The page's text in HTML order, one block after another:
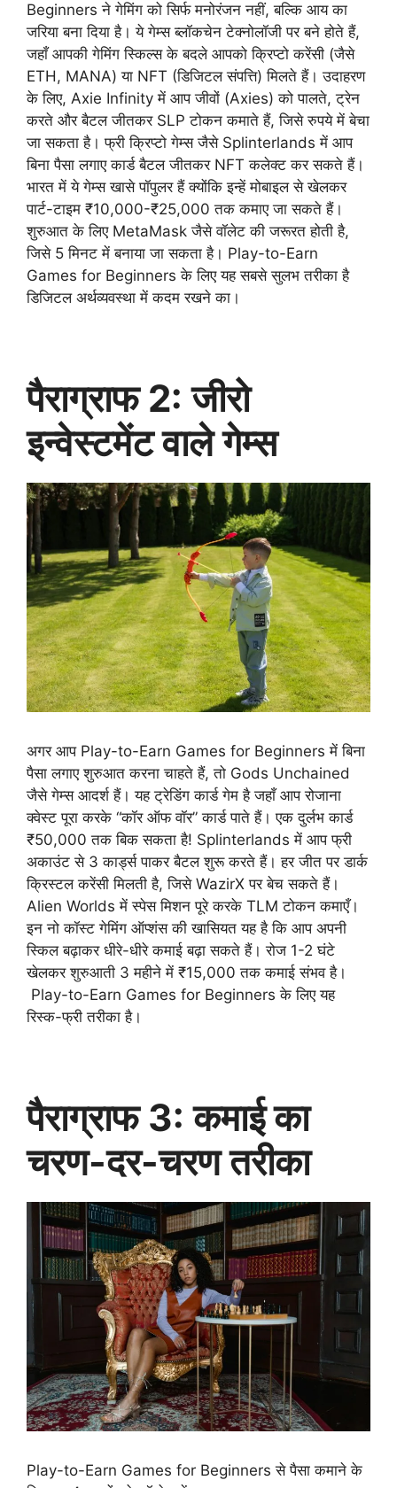
Beginners ने गेमिंग को सिर्फ मनोरंजन नहीं, बल्कि आय का
जरिया बना दिया है। ये गेम्स ब्लॉकचेन टेक्नोलॉजी पर बने होते हैं,
जहाँ आपकी गेमिंग स्किल्स के बदले आपको क्रिप्टो करेंसी (जैसे
ETH, MANA) या NFT (डिजिटल संपत्ति) मिलते हैं। उदाहरण
के लिए, Axie Infinity में आप जीवों (Axies) को पालते, ट्रेन
करते और बैटल जीतकर SLP टोकन कमाते हैं, जिसे रुपये में बेचा
जा सकता है। फ्री क्रिप्टो गेम्स जैसे Splinterlands में आप
बिना पैसा लगाए कार्ड बैटल जीतकर NFT कलेक्ट कर सकते हैं।
भारत में ये गेम्स खासे पॉपुलर हैं क्योंकि इन्हें मोबाइल से खेलकर
पार्ट-टाइम ₹10,000-₹25,000 तक कमाए जा सकते हैं।
शुरुआत के लिए MetaMask जैसे वॉलेट की जरूरत होती है,
जिसे 5 मिनट में बनाया जा सकता है। Play-to-Earn
Games for Beginners के लिए यह सबसे सुलभ तरीका है
डिजिटल अर्थव्यवस्था में कदम रखने का।
पैराग्राफ 2: जीरो
इन्वेस्टमेंट वाले गेम्स
अगर आप Play-to-Earn Games for Beginners में बिना
पैसा लगाए शुरुआत करना चाहते हैं, तो Gods Unchained
जैसे गेम्स आदर्श हैं। यह ट्रेडिंग कार्ड गेम है जहाँ आप रोजाना
क्वेस्ट पूरा करके “कॉर ऑफ वॉर” कार्ड पाते हैं। एक दुर्लभ कार्ड
₹50,000 तक बिक सकता है! Splinterlands में आप फ्री
अकाउंट से 3 कार्ड्स पाकर बैटल शुरू करते हैं। हर जीत पर डार्क
क्रिस्टल करेंसी मिलती है, जिसे WazirX पर बेच सकते हैं।
Alien Worlds में स्पेस मिशन पूरे करके TLM टोकन कमाएँ।
इन नो कॉस्ट गेमिंग ऑप्शंस की खासियत यह है कि आप अपनी
स्किल बढ़ाकर धीरे-धीरे कमाई बढ़ा सकते हैं। रोज 1-2 घंटे
खेलकर शुरुआती 3 महीने में ₹15,000 तक कमाई संभव है।
Play-to-Earn Games for Beginners के लिए यह
रिस्क-फ्री तरीका है।
पैराग्राफ 3: कमाई का
चरण-दर-चरण तरीका
Play-to-Earn Games for Beginners से पैसा कमाने के